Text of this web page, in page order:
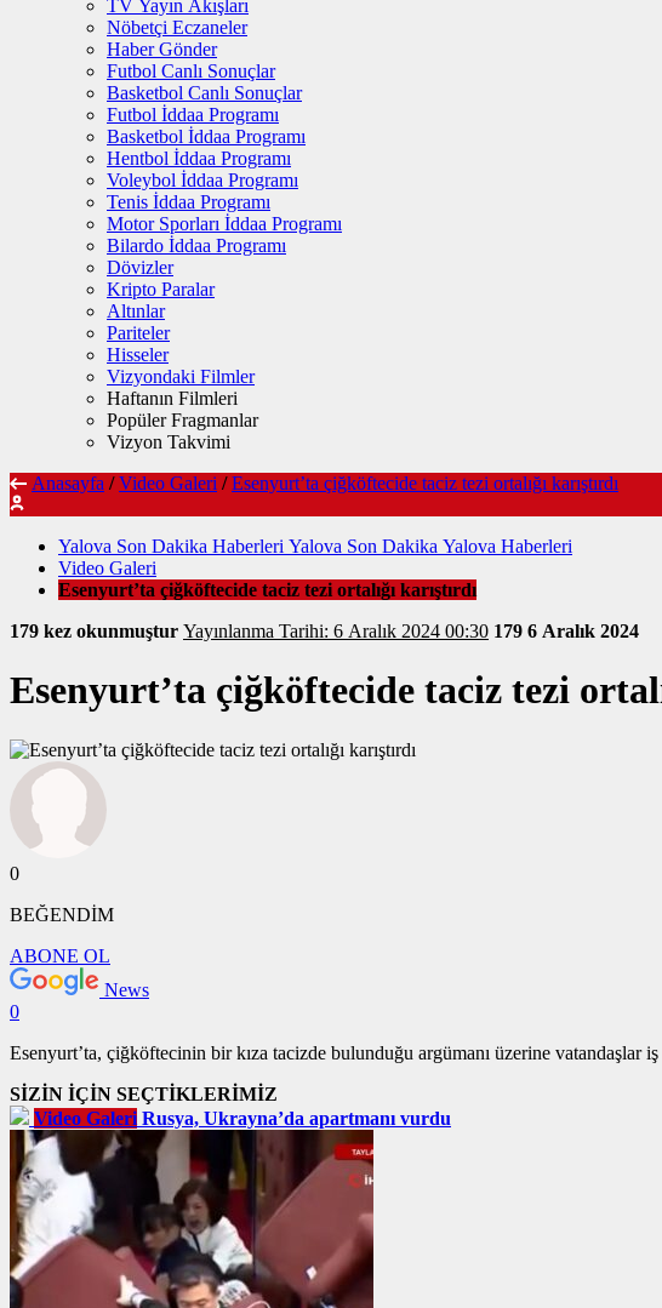
TV Yayın Akışları
Nöbetçi Eczaneler
Haber Gönder
Futbol Canlı Sonuçlar
Basketbol Canlı Sonuçlar
Futbol İddaa Programı
Basketbol İddaa Programı
Hentbol İddaa Programı
Voleybol İddaa Programı
Tenis İddaa Programı
Motor Sporları İddaa Programı
Bilardo İddaa Programı
Dövizler
Kripto Paralar
Altınlar
Pariteler
Hisseler
Vizyondaki Filmler
Haftanın Filmleri
Popüler Fragmanlar
Vizyon Takvimi
Anasayfa / Video Galeri / Esenyurt’ta çiğköftecide taciz tezi ortalığı karıştırdı
Yalova Son Dakika Haberleri Yalova Son Dakika Yalova Haberleri
Video Galeri
Esenyurt’ta çiğköftecide taciz tezi ortalığı karıştırdı
179 kez okunmuştur
Yayınlanma Tarihi: 6 Aralık 2024 00:30 179 6 Aralık 2024
Esenyurt’ta çiğköftecide taciz tezi
0
BEĞENDİM
ABONE OL
News
0
Esenyurt’ta, çiğköftecinin bir kıza tacizde bulunduğu argümanı üzerine vatandaşlar
SİZİN İÇİN SEÇTİKLERİMİZ
Video Galeri Rusya, Ukrayna’da apartmanı vurdu